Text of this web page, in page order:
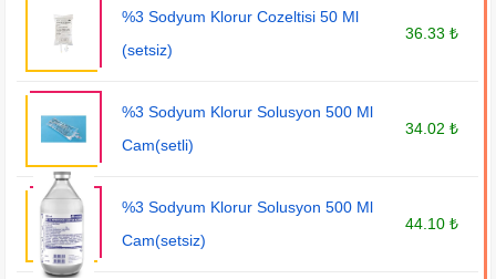
%3 Sodyum Klorur Cozeltisi 50 Ml
(setsiz)
36.33 ₺
%3 Sodyum Klorur Solusyon 500 Ml
Cam(setli)
34.02 ₺
%3 Sodyum Klorur Solusyon 500 Ml
Cam(setsiz)
44.10 ₺